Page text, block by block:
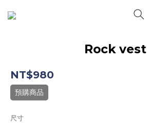
Rock vest
NT$980
預購商品
尺寸